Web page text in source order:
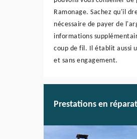
Ramonage. Sachez qu'il
nécessaire de payer de
informations
coup de fil. Il établit aussi
et sans engagement.
Prestations en